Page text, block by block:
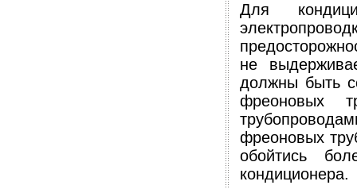
Для
не
должны быть
фреоновых
фреоновых
обойтись
кондиционера.